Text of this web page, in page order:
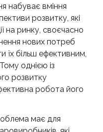
набуває вміння
розвитку, які
на ринку, своєчасно
нових потреб
їх більш ефективним,
однією із
розвитку
робота його
має для